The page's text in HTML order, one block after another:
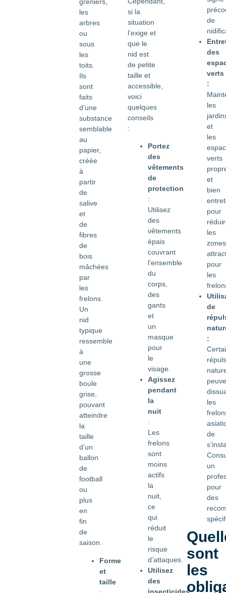
greniers,
les
arbres
ou
sous
les
toits.
Ils
sont
faits
d’une
substance
semblable
au
papier,
créée
à
partir
de
salive
et
de
fibres
de
bois
mâchées
par
les
frelons.
Un
nid
typique
ressemble
à
une
grosse
boule
grise,
pouvant
atteindre
la
taille
d’un
ballon
de
football
ou
plus
en
fin
de
saison.
Forme
et
taille
si la
situation
l’exige et
que le
nid est
de petite
taille et
accessible,
voici
quelques
conseils
:
Portez
des
vêtements
de
protection
:
Utilisez
des
vêtements
épais
couvrant
l’ensemble
du
corps,
des
gants
et
un
masque
pour
le
visage.
Agissez
pendant
la
nuit
:
Les
frelons
sont
moins
actifs
la
nuit,
ce
qui
réduit
le
risque
d’attaques.
Utilisez
des
de
des
verts
:
les
et
les
verts
et
bien
pour
les
zones
pour
les
de
:
les
de
un
pour
des
sont
les